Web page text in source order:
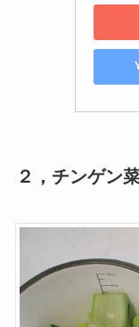
２，チンゲン